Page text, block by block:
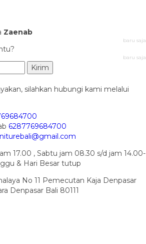
Zaenab
baru saja
baru saja
Kirim
silahkan hubungi kami melalui
6287769684700
17.00 , Sabtu jam 08.30 s/d jam 14.00-
& Hari Besar tutup
No 11 Pemecutan Kaja Denpasar
Denpasar Bali 80111